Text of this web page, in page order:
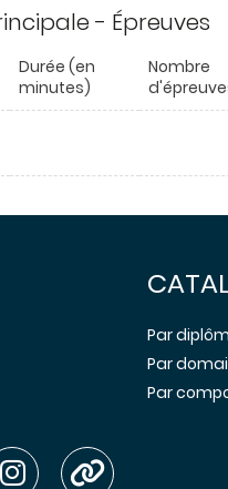
- Épreuves
Durée (en
minutes)
Nombre
Par
Par
Par